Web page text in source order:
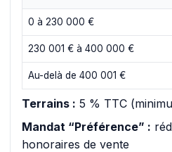
0 à 230 000 €
230 001 € à 400 000 €
Au-delà de 400 001 €
Terrains : 5 % TTC
Mandat “Préférence” :
honoraires de vente